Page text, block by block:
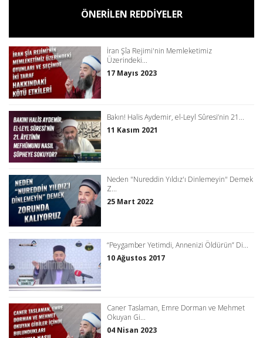
ÖNERİLEN REDDİYELER
İran Şîa Rejimi'nin Memleketimiz
Üzerindeki...
17 Mayıs 2023
Bakın! Halis Aydemir, el-Leyl Sûresi’nin 21...
11 Kasım 2021
Neden "Nureddin Yıldız'ı Dinlemeyin" Demek
Z...
25 Mart 2022
“Peygamber Yetimdi, Annenizi Öldürün” Di...
10 Ağustos 2017
Caner Taslaman, Emre Dorman ve Mehmet
Okuyan Gi...
04 Nisan 2023